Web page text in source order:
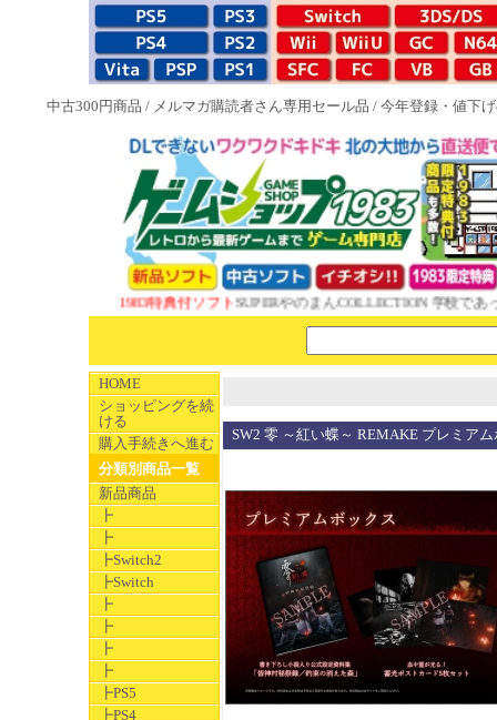
中古300円商品 / メルマガ購読者さん専用セール品 / 今年登録・値下
NEW 1983特典付ソフトSUPERやのまんCOLLECTION 学校であった
HOME
ショッピングを続
ける
購入手続きへ進む
分類別商品一覧
新品商品
┣
┣
┣Switch2
┣Switch
┣
┣
┣
┣
┣PS5
┣PS4
SW2 零 ～紅い蝶～ REMAKE プレミア